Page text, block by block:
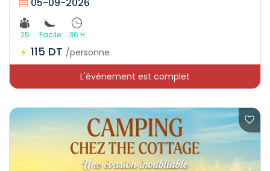
05-09-2026
25 Facile 36 H
115 DT /personne
L'événement est complet